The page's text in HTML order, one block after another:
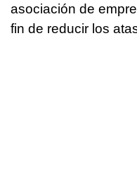
asociación de
fin de reducir los